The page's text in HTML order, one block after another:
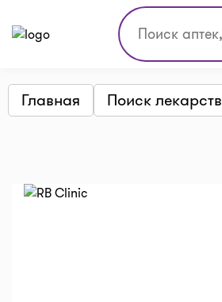
Главная Поиск